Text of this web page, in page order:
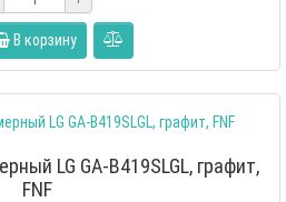
В корзину
LG GA-B419SLGL, графит,
FNF